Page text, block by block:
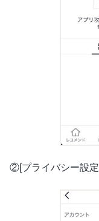
②[プライバシー設定